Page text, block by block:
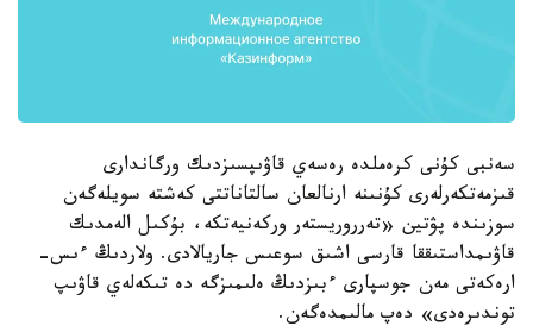
سەنبى كۇنى كرەملدە رەسەي قاۋىپسىزدىك ورگاندارى
قىزمەتكەرلەرى كۇنىنە ارنالعان سالتاناتتى كەشتە سويلەگەن
سوزىندە پۋتين «تەرروريستەر وركەنيەتكە، بۇكىل الەمدىك
قاۋىمداستىققا قارسى اشىق سوعىس جاريالادى. ولاردىڭ ءىس-
ارەكەتى مەن جوسپارى ءبىزدىڭ ەلىمىزگە دە تىكەلەي قاۋىپ
توندىرەدى» دەپ مالىمدەگەن.